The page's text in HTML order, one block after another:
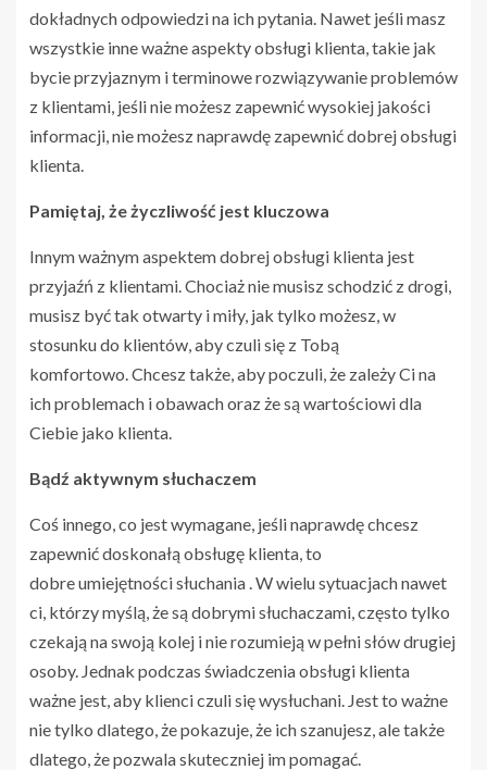
dokładnych odpowiedzi na ich pytania. Nawet jeśli masz
wszystkie inne ważne aspekty obsługi klienta, takie jak
bycie przyjaznym i terminowe rozwiązywanie problemów
z klientami, jeśli nie możesz zapewnić wysokiej jakości
informacji, nie możesz naprawdę zapewnić dobrej obsługi
klienta.
Pamiętaj, że życzliwość jest kluczowa
Innym ważnym aspektem dobrej obsługi klienta jest
przyjaźń z klientami. Chociaż nie musisz schodzić z drogi,
musisz być tak otwarty i miły, jak tylko możesz, w
stosunku do klientów, aby czuli się z Tobą
komfortowo. Chcesz także, aby poczuli, że zależy Ci na
ich problemach i obawach oraz że są wartościowi dla
Ciebie jako klienta.
Bądź aktywnym słuchaczem
Coś innego, co jest wymagane, jeśli naprawdę chcesz
zapewnić doskonałą obsługę klienta, to
dobre umiejętności słuchania . W wielu sytuacjach nawet
ci, którzy myślą, że są dobrymi słuchaczami, często tylko
czekają na swoją kolej i nie rozumieją w pełni słów drugiej
osoby. Jednak podczas świadczenia obsługi klienta
ważne jest, aby klienci czuli się wysłuchani. Jest to ważne
nie tylko dlatego, że pokazuje, że ich szanujesz, ale także
dlatego, że pozwala skuteczniej im pomagać.